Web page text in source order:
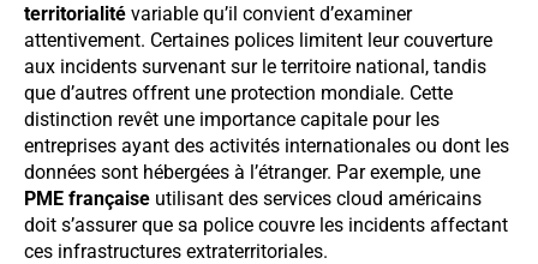
territorialité variable qu’il convient d’examiner
attentivement. Certaines polices limitent leur couverture
aux incidents survenant sur le territoire national, tandis
que d’autres offrent une protection mondiale. Cette
distinction revêt une importance capitale pour les
entreprises ayant des activités internationales ou dont les
données sont hébergées à l’étranger. Par exemple, une
PME française utilisant des services cloud américains
doit s’assurer que sa police couvre les incidents affectant
ces infrastructures extraterritoriales.